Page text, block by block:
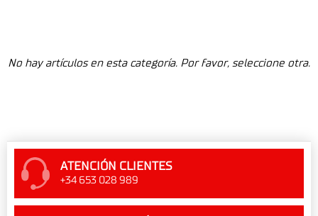
No hay artículos en esta categoría. Por favor, seleccione otra.
ATENCIÓN CLIENTES
+34 653 028 989